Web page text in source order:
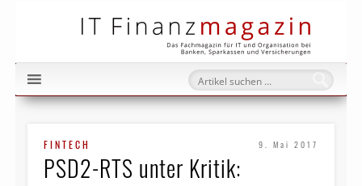
FINTECH 9. Mai 2017
PSD2-RTS unter Kritik: